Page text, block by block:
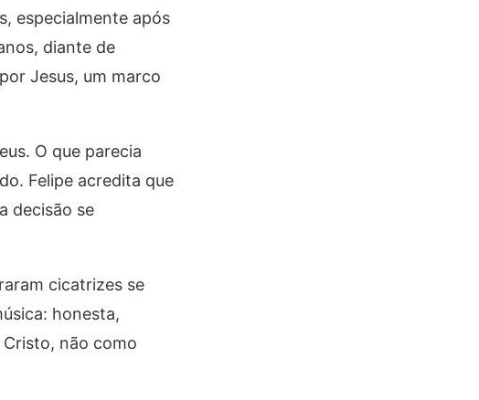
especialmente após
diante de
Jesus, um marco
O que parecia
Felipe acredita que
decisão se
cicatrizes se
honesta,
não como